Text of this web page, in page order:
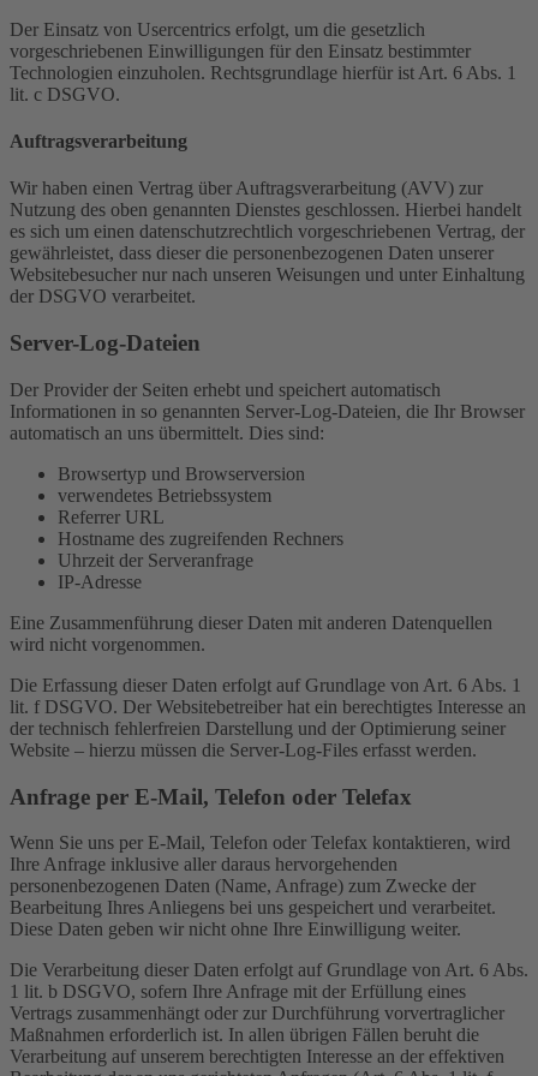
Der Einsatz von Usercentrics erfolgt, um die gesetzlich
vorgeschriebenen Einwilligungen für den Einsatz bestimmter
Technologien einzuholen. Rechtsgrundlage hierfür ist Art. 6 Abs. 1
lit. c DSGVO.
Auftragsverarbeitung
Wir haben einen Vertrag über Auftragsverarbeitung (AVV) zur
Nutzung des oben genannten Dienstes geschlossen. Hierbei handelt
es sich um einen datenschutzrechtlich vorgeschriebenen Vertrag, der
gewährleistet, dass dieser die personenbezogenen Daten unserer
Websitebesucher nur nach unseren Weisungen und unter Einhaltung
der DSGVO verarbeitet.
Server-Log-Dateien
Der Provider der Seiten erhebt und speichert automatisch
Informationen in so genannten Server-Log-Dateien, die Ihr Browser
automatisch an uns übermittelt. Dies sind:
Browsertyp und Browserversion
verwendetes Betriebssystem
Referrer URL
Hostname des zugreifenden Rechners
Uhrzeit der Serveranfrage
IP-Adresse
Eine Zusammenführung dieser Daten mit anderen Datenquellen
wird nicht vorgenommen.
Die Erfassung dieser Daten erfolgt auf Grundlage von Art. 6 Abs. 1
lit. f DSGVO. Der Websitebetreiber hat ein berechtigtes Interesse an
der technisch fehlerfreien Darstellung und der Optimierung seiner
Website – hierzu müssen die Server-Log-Files erfasst werden.
Anfrage per E-Mail, Telefon oder Telefax
Wenn Sie uns per E-Mail, Telefon oder Telefax kontaktieren, wird
Ihre Anfrage inklusive aller daraus hervorgehenden
personenbezogenen Daten (Name, Anfrage) zum Zwecke der
Bearbeitung Ihres Anliegens bei uns gespeichert und verarbeitet.
Diese Daten geben wir nicht ohne Ihre Einwilligung weiter.
Die Verarbeitung dieser Daten erfolgt auf Grundlage von Art. 6 Abs.
1 lit. b DSGVO, sofern Ihre Anfrage mit der Erfüllung eines
Vertrags zusammenhängt oder zur Durchführung vorvertraglicher
Maßnahmen erforderlich ist. In allen übrigen Fällen beruht die
Verarbeitung auf unserem berechtigten Interesse an der effektiven